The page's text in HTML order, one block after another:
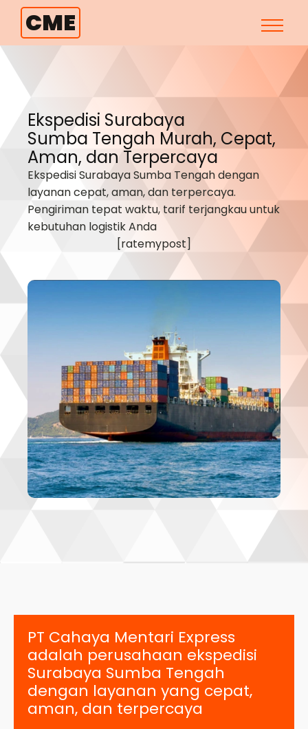
CME
Ekspedisi Surabaya
Sumba Tengah Murah, Cepat,
Aman, dan Terpercaya
Ekspedisi SurabayaSumba Tengahdengan
layanan cepat, aman, dan terpercaya.
Pengiriman tepat waktu, tarif terjangkau untuk
kebutuhan logistik Anda
[ratemypost]
PT Cahaya Mentari Express
adalah perusahaan ekspedisi
Surabaya Sumba Tengah
dengan layanan yang cepat,
aman, dan terpercaya